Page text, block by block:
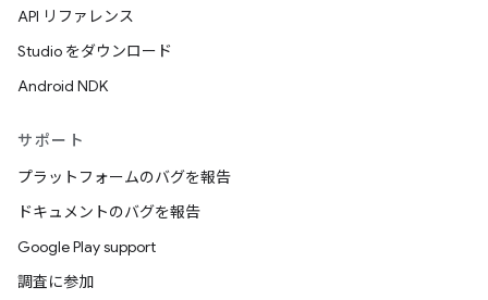
API リファレンス
Studio をダウンロード
Android NDK
サポート
プラットフォームのバグを報告
ドキュメントのバグを報告
Google Play support
調査に参加